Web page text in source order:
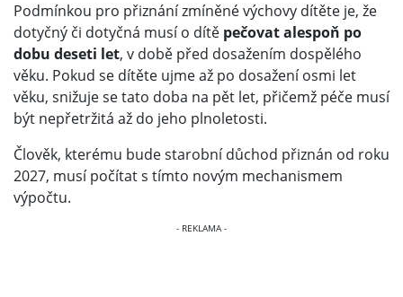
Podmínkou pro přiznání zmíněné výchovy dítěte je, že
dotyčný či dotyčná musí o dítě pečovat alespoň po
dobu deseti let, v době před dosažením dospělého
věku. Pokud se dítěte ujme až po dosažení osmi let
věku, snižuje se tato doba na pět let, přičemž péče musí
být nepřetržitá až do jeho plnoletosti.
Člověk, kterému bude starobní důchod přiznán od roku
2027, musí počítat s tímto novým mechanismem
výpočtu.